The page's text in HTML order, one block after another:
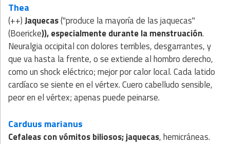
Thea
(++)Jaquecas("produce la mayoría de las jaquecas"
(Boericke)), especialmente durante la menstruación.
Neuralgia occipital con dolores terribles, desgarrantes, y
que va hasta la frente, o se extiende al hombro derecho,
como un shock eléctrico; mejor por calor local. Cada latido
cardíaco se siente en el vértex. Cuero cabelludo sensible,
peor en el vértex; apenas puede peinarse.
Carduus marianus
Cefaleas con vómitos biliosos; jaquecas, hemicráneas.